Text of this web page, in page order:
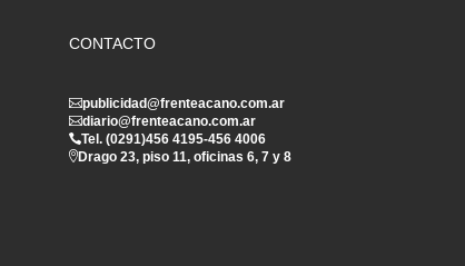
CONTACTO
publicidad@frenteacano.com.ar
diario@frenteacano.com.ar
Tel. (0291)456 4195-456 4006
Drago 23, piso 11, oficinas 6, 7 y 8